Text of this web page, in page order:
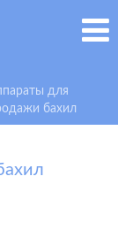
для
бахил